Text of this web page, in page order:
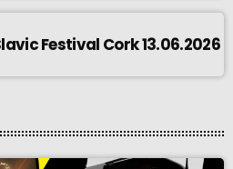
Festival Cork 13.06.2026